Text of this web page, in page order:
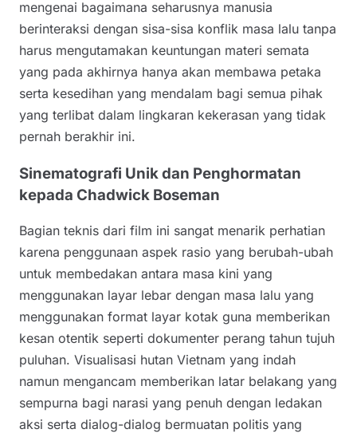
mengenai bagaimana seharusnya manusia
berinteraksi dengan sisa-sisa konflik masa lalu tanpa
harus mengutamakan keuntungan materi semata
yang pada akhirnya hanya akan membawa petaka
serta kesedihan yang mendalam bagi semua pihak
yang terlibat dalam lingkaran kekerasan yang tidak
pernah berakhir ini.
Sinematografi Unik dan Penghormatan
kepada Chadwick Boseman
Bagian teknis dari film ini sangat menarik perhatian
karena penggunaan aspek rasio yang berubah-ubah
untuk membedakan antara masa kini yang
menggunakan layar lebar dengan masa lalu yang
menggunakan format layar kotak guna memberikan
kesan otentik seperti dokumenter perang tahun tujuh
puluhan. Visualisasi hutan Vietnam yang indah
namun mengancam memberikan latar belakang yang
sempurna bagi narasi yang penuh dengan ledakan
aksi serta dialog-dialog bermuatan politis yang